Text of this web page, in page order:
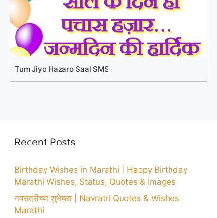
Tum Jiyo Hazaro Saal SMS
Recent Posts
Birthday Wishes in Marathi | Happy Birthday
Marathi Wishes, Status, Quotes & Images
नवरात्रीच्या शुभेच्छा | Navratri Quotes & Wishes
Marathi